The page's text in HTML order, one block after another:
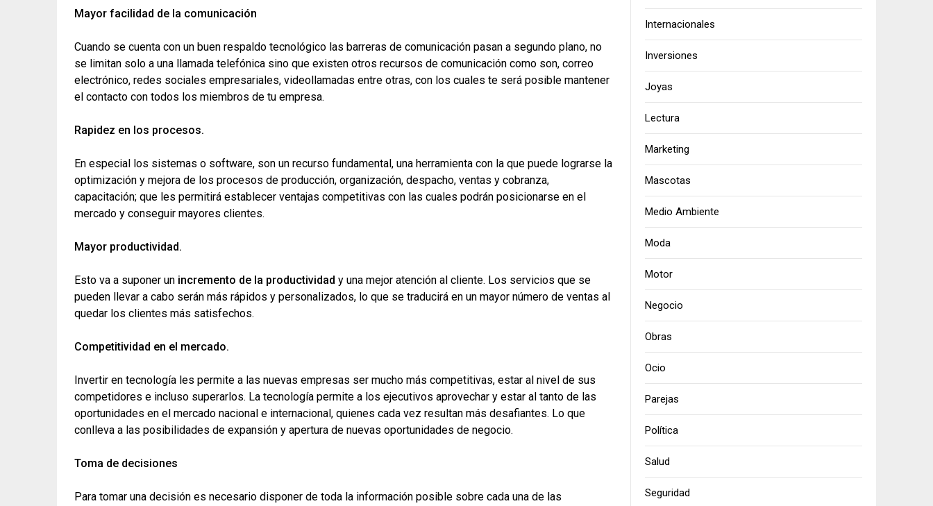
Mayor facilidad de la comunicación
Cuando se cuenta con un buen respaldo tecnológico las barreras de comunicación pasan a segundo plano, no
se limitan solo a una llamada telefónica sino que existen otros recursos de comunicación como son, correo
electrónico, redes sociales empresariales, videollamadas entre otras, con los cuales te será posible mantener
el contacto con todos los miembros de tu empresa.
Rapidez en los procesos.
En especial los sistemas o software, son un recurso fundamental, una herramienta con la que puede lograrse la
optimización y mejora de los procesos de producción, organización, despacho, ventas y cobranza,
capacitación; que les permitirá establecer ventajas competitivas con las cuales podrán posicionarse en el
mercado y conseguir mayores clientes.
Mayor productividad.
Esto va a suponer un incremento de la productividad y una mejor atención al cliente. Los servicios que se
pueden llevar a cabo serán más rápidos y personalizados, lo que se traducirá en un mayor número de ventas al
quedar los clientes más satisfechos.
Competitividad en el mercado.
Invertir en tecnología les permite a las nuevas empresas ser mucho más competitivas, estar al nivel de sus
competidores e incluso superarlos. La tecnología permite a los ejecutivos aprovechar y estar al tanto de las
oportunidades en el mercado nacional e internacional, quienes cada vez resultan más desafiantes. Lo que
conlleva a las posibilidades de expansión y apertura de nuevas oportunidades de negocio.
Toma de decisiones
Para tomar una decisión es necesario disponer de toda la información posible sobre cada una de las
Internacionales
Inversiones
Joyas
Lectura
Marketing
Mascotas
Medio Ambiente
Moda
Motor
Negocio
Obras
Ocio
Parejas
Política
Salud
Seguridad